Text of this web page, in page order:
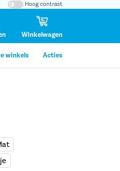
Hoog contrast
Winkelwagen
winkels Acties